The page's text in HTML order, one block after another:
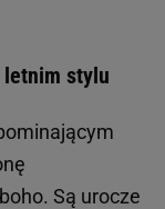
stylu
Są urocze